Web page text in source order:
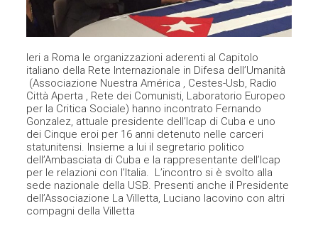
Ieri a Roma le organizzazioni aderenti al Capitolo
italiano della Rete Internazionale in Difesa dell’Umanità
(Associazione Nuestra América , Cestes-Usb, Radio
Città Aperta , Rete dei Comunisti, Laboratorio Europeo
per la Critica Sociale) hanno incontrato Fernando
Gonzalez, attuale presidente dell’Icap di Cuba e uno
dei Cinque eroi per 16 anni detenuto nelle carceri
statunitensi. Insieme a lui il segretario politico
dell’Ambasciata di Cuba e la rappresentante dell’Icap
per le relazioni con l’Italia. L’incontro si è svolto alla
sede nazionale della USB. Presenti anche il Presidente
dell’Associazione La Villetta, Luciano Iacovino con altri
compagni della Villetta